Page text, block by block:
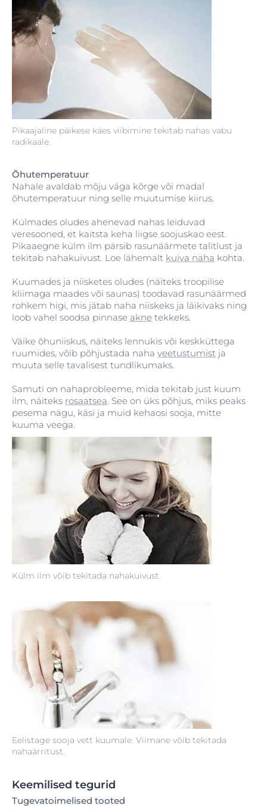
Pikaajaline päikese käes viibimine tekitab nahas vabu
radikaale.
Külm ilm võib tekitada nahakuivust.
Eelistage sooja vett kuumale. Viimane võib tekitada
nahaärritust.
Õhutemperatuur
Nahale avaldab mõju väga kõrge või madal
õhutemperatuur ning selle muutumise kiirus.
Külmades oludes ahenevad nahas leiduvad
veresooned, et kaitsta keha liigse soojuskao eest.
Pikaaegne külm ilm pärsib rasunäärmete talitlust ja
tekitab nahakuivust. Loe lähemalt kuiva naha kohta.
Kuumades ja niisketes oludes (näiteks troopilise
kliimaga maades või saunas) toodavad rasunäärmed
rohkem higi, mis jätab naha niiskeks ja läikivaks ning
loob vahel soodsa pinnase akne tekkeks.
Väike õhuniiskus, näiteks lennukis või keskküttega
ruumides, võib põhjustada naha veetustumist ja
muuta selle tavalisest tundlikumaks.
Samuti on nahaprobleeme, mida tekitab just kuum
ilm, näiteks rosaatsea. See on üks põhjus, miks peaks
pesema nägu, käsi ja muid kehaosi sooja, mitte
kuuma veega.
Keemilised tegurid
Tugevatoimelised tooted